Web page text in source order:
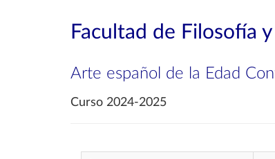
Facultad de Filosofía
Arte español de la Edad
Curso 2024-2025